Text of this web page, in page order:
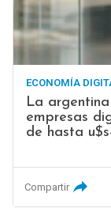
ECONOMÍA
La
empresas
de hasta
Compartir